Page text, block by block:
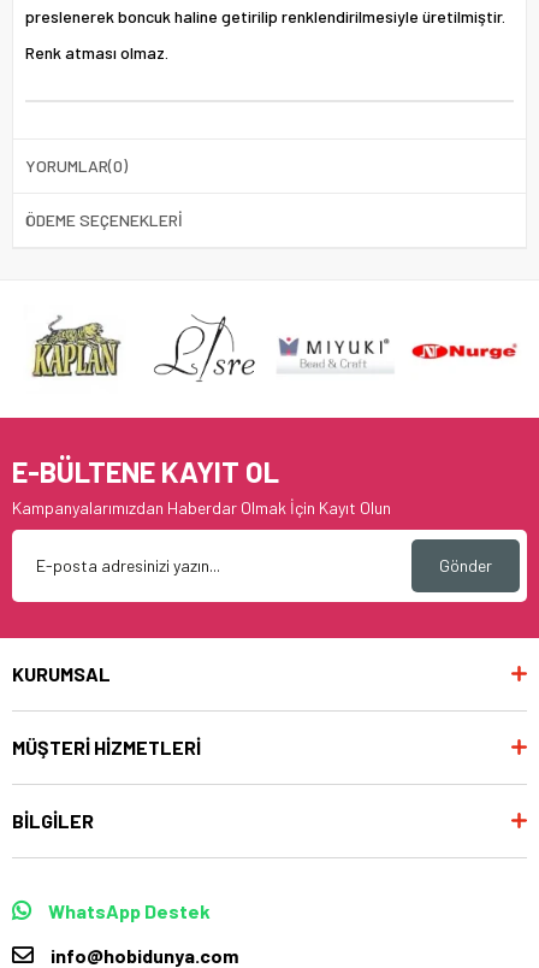
preslenerek boncuk haline getirilip renklendirilmesiyle üretilmiştir.
Renk atması olmaz.
YORUMLAR(0)
ÖDEME SEÇENEKLERI
E-BÜLTENE KAYIT OL
Kampanyalarımızdan Haberdar Olmak İçin Kayıt Olun
Gönder
KURUMSAL
MÜŞTERİ HİZMETLERİ
BİLGİLER
WhatsApp Destek
info@hobidunya.com